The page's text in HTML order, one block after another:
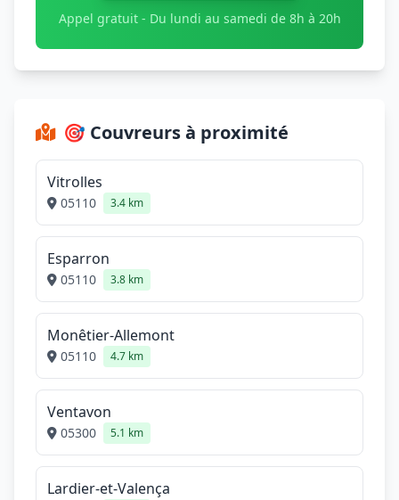
Appel gratuit - Du lundi au samedi de 8h à 20h
🎯 Couvreurs à proximité
Vitrolles
05110 3.4 km
Esparron
05110 3.8 km
Monêtier-Allemont
05110 4.7 km
Ventavon
05300 5.1 km
Lardier-et-Valença